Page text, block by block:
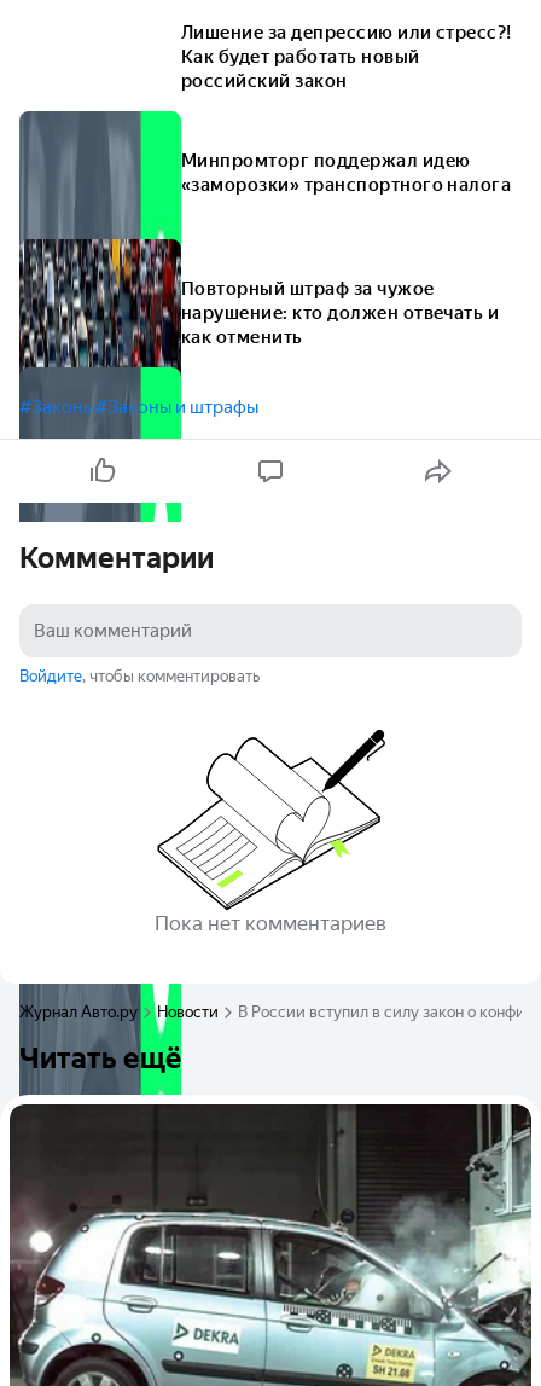
Лишение за депрессию или стресс?!
Как будет работать новый
российский закон
Минпромторг поддержал идею
«заморозки» транспортного налога
Повторный штраф за чужое
нарушение: кто должен отвечать и
как отменить
#Законы#Законы и штрафы
Комментарии
Войдите, чтобы комментировать
Пока нет комментариев
Журнал Авто.ру Новости В России вступил в силу закон о
Читать ещё